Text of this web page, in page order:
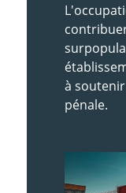
à
pénale.